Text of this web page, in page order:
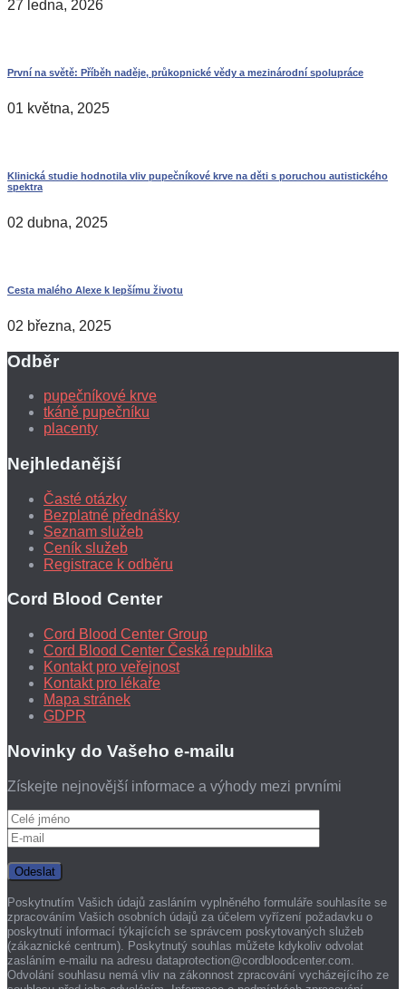
27 ledna, 2026
První na světě: Příběh naděje, průkopnické vědy a mezinárodní spolupráce
01 května, 2025
Klinická studie hodnotila vliv pupečníkové krve na děti s poruchou autistického
spektra
02 dubna, 2025
Cesta malého Alexe k lepšímu životu
02 března, 2025
Odběr
pupečníkové krve
tkáně pupečníku
placenty
Nejhledanější
Časté otázky
Bezplatné přednášky
Seznam služeb
Ceník služeb
Registrace k odběru
Cord Blood Center
Cord Blood Center Group
Cord Blood Center Česká republika
Kontakt pro veřejnost
Kontakt pro lékaře
Mapa stránek
GDPR
Novinky do Vašeho e-mailu
Získejte nejnovější informace a výhody mezi prvními
Poskytnutím Vašich údajů zasláním vyplněného formuláře souhlasíte se
zpracováním Vašich osobních údajů za účelem vyřízení požadavku o
poskytnutí informací týkajících se správcem poskytovaných služeb
(zákaznické centrum). Poskytnutý souhlas můžete kdykoliv odvolat
zasláním e-mailu na adresu dataprotection@cordbloodcenter.com.
Odvolání souhlasu nemá vliv na zákonnost zpracování vycházejícího ze